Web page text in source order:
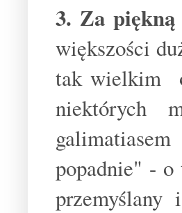
3. Za piękną
większości
tak wielkim
niektórych
popadnie" -
przemyślany